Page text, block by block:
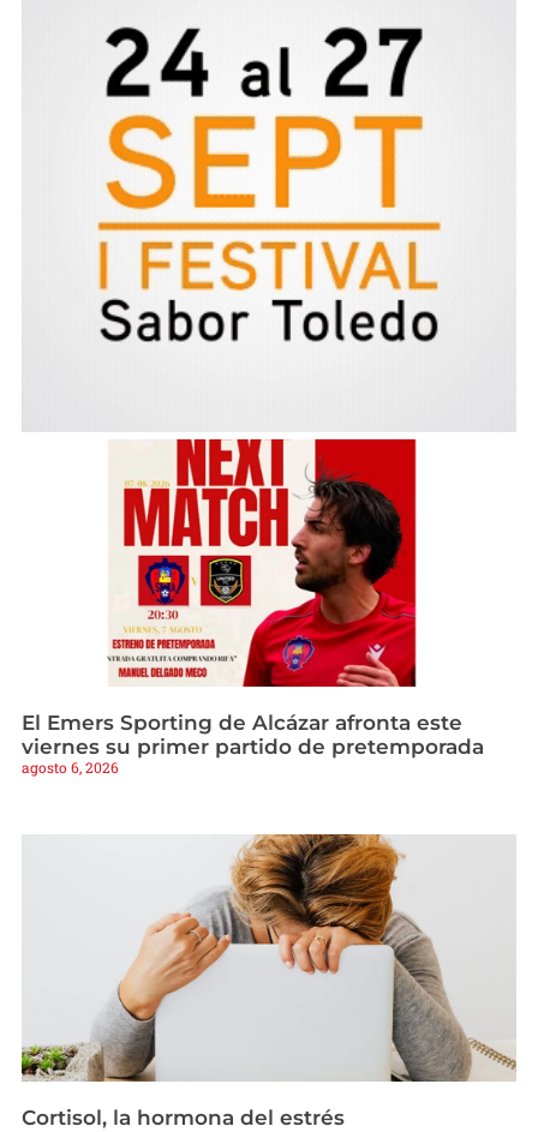
El Emers Sporting de Alcázar afronta este
viernes su primer partido de pretemporada
agosto 6, 2026
Cortisol, la hormona del estrés